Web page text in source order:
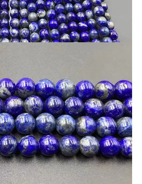
いの差が生じる場合があります。